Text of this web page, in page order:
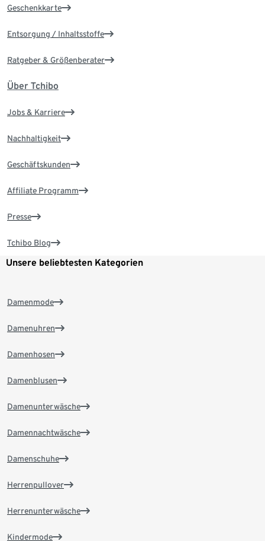
Geschenkkarte
Entsorgung / Inhaltsstoffe
Ratgeber & Größenberater
Über Tchibo
Jobs & Karriere
Nachhaltigkeit
Geschäftskunden
Affiliate Programm
Presse
Tchibo Blog
Unsere beliebtesten Kategorien
Damenmode
Damenuhren
Damenhosen
Damenblusen
Damenunterwäsche
Damennachtwäsche
Damenschuhe
Herrenpullover
Herrenunterwäsche
Kindermode